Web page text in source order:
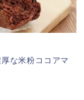
な米粉ココアマ